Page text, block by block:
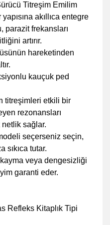
Titreşim Emilim
akıllıca entegre
parazit frekansları
artırır.
hareketinden
kauçuk ped
titreşimleri etkili bir
rezonansları
sağlar.
seçerseniz seçin,
sıkıca tutar.
veya dengesizliği
garanti eder.
Refleks Kitaplık Tipi